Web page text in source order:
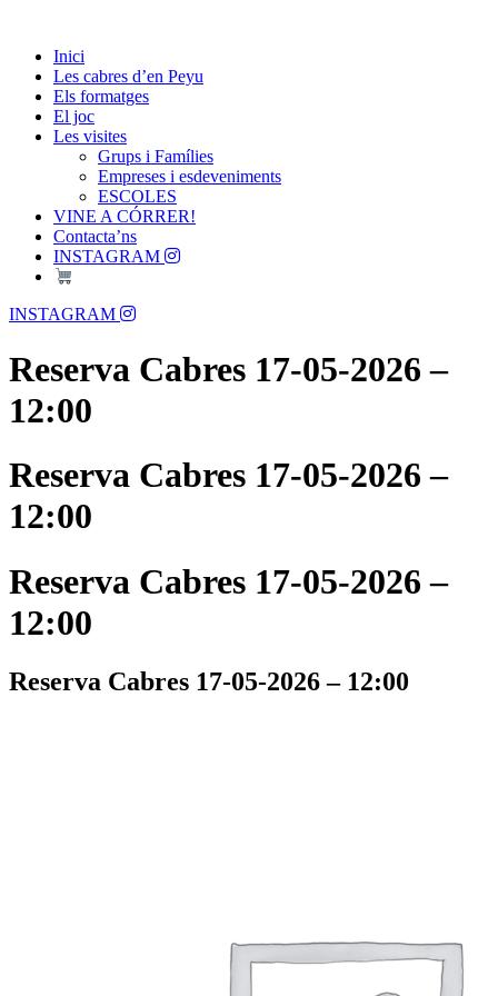
content
Les Cabres d'en Peyu
Inici
Les cabres d’en Peyu
Els formatges
El joc
Les visites
Grups i Famílies
Empreses i esdeveniments
ESCOLES
VINE A CÓRRER!
Contacta’ns
INSTAGRAM
Menu
INSTAGRAM
Reserva Cabres 17-05-2026 –
12:00
Reserva Cabres 17-05-2026 –
12:00
Reserva Cabres 17-05-2026 –
12:00
Reserva Cabres 17-05-2026 – 12:00